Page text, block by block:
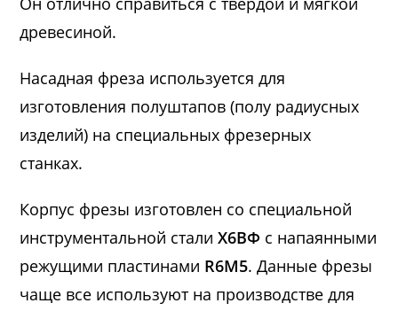
древесиной.
Насадная фреза используется для
изготовления полуштапов (полу радиусных
изделий) на специальных фрезерных
станках.
Корпус фрезы изготовлен со специальной
инструментальной сталиХ6ВФ с напаянными
режущими пластинами R6M5. Данные фрезы
чаще все используют на производстве для